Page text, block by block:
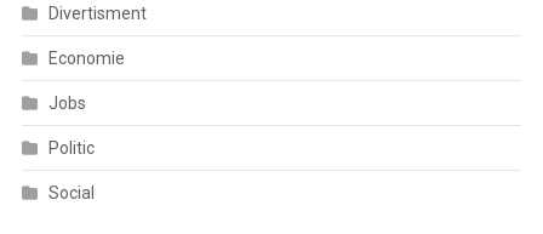
Divertisment
Economie
Jobs
Politic
Social